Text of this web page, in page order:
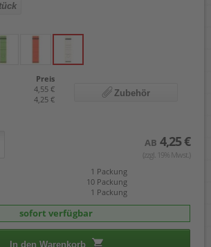
Preis
4,55 €
4,25 €
Zubehör
AB 4,25 €
(zzgl. 19% Mwst.)
1 Packung
10 Packung
1 Packung
sofort verfügbar
In den Warenkorb